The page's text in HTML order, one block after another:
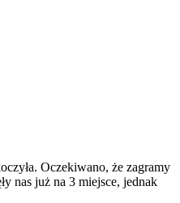
Oczekiwano, że zagramy
nas już na 3 miejsce, jednak